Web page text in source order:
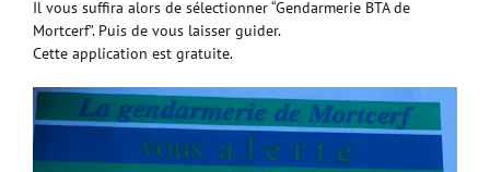
Il vous suffira alors de sélectionner “Gendarmerie BTA de
Mortcerf”. Puis de vous laisser guider.
Cette application est gratuite.